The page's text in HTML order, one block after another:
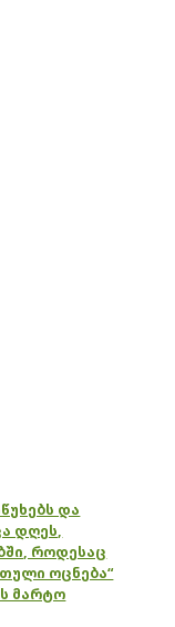
და
დღეს,
როდესაც
ოცნება“
მარტო